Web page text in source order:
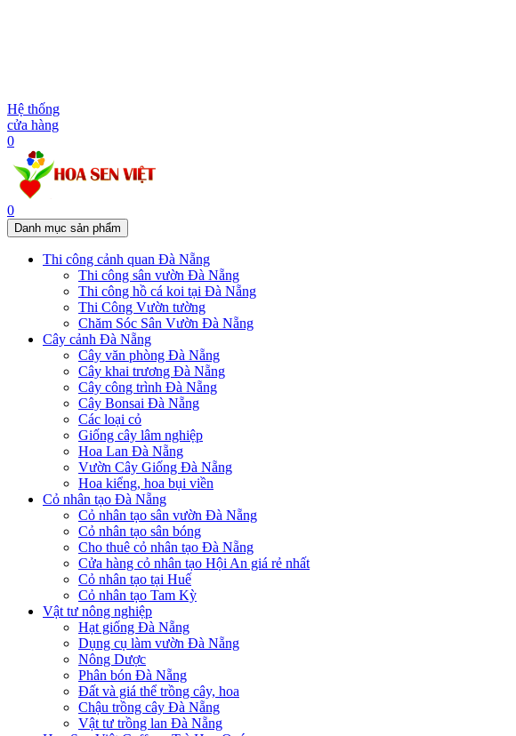
Hệ thống
cửa hàng
0
0
Danh mục sản phẩm
Thi công cảnh quan Đà Nẵng
Thi công sân vườn Đà Nẵng
Thi công hồ cá koi tại Đà Nẵng
Thi Công Vườn tường
Chăm Sóc Sân Vườn Đà Nẵng
Cây cảnh Đà Nẵng
Cây văn phòng Đà Nẵng
Cây khai trương Đà Nẵng
Cây công trình Đà Nẵng
Cây Bonsai Đà Nẵng
Các loại cỏ
Giống cây lâm nghiệp
Hoa Lan Đà Nẵng
Vườn Cây Giống Đà Nẵng
Hoa kiểng, hoa bụi viền
Cỏ nhân tạo Đà Nẵng
Cỏ nhân tạo sân vườn Đà Nẵng
Cỏ nhân tạo sân bóng
Cho thuê cỏ nhân tạo Đà Nẵng
Cửa hàng cỏ nhân tạo Hội An giá rẻ nhất
Cỏ nhân tạo tại Huế
Cỏ nhân tạo Tam Kỳ
Vật tư nông nghiệp
Hạt giống Đà Nẵng
Dụng cụ làm vườn Đà Nẵng
Nông Dược
Phân bón Đà Nẵng
Đất và giá thể trồng cây, hoa
Chậu trồng cây Đà Nẵng
Vật tư trồng lan Đà Nẵng